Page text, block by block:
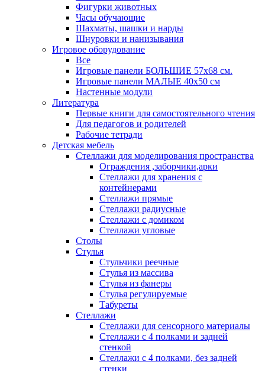
Фигурки животных
Часы обучающие
Шахматы, шашки и нарды
Шнуровки и нанизывания
Игровое оборудование
Все
Игровые панели БОЛЬШИЕ 57х68 см.
Игровые панели МАЛЫЕ 40х50 см
Настенные модули
Литература
Первые книги для самостоятельного чтения
Для педагогов и родителей
Рабочие тетради
Детская мебель
Стеллажи для моделирования пространства
Ограждения ,заборчики,арки
Стеллажи для хранения с
контейнерами
Стеллажи прямые
Стеллажи радиусные
Стеллажи с домиком
Стеллажи угловые
Столы
Стулья
Стульчики реечные
Стулья из массива
Стулья из фанеры
Стулья регулируемые
Табуреты
Стеллажи
Стеллажи для сенсорного материалы
Стеллажи с 4 полками и задней
стенкой
Стеллажи с 4 полками, без задней
стенки